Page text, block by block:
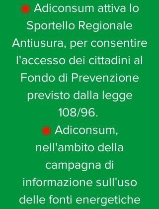
◉ Adiconsum attiva lo
Sportello Regionale
Antiusura, per consentire
l'accesso dei cittadini al
Fondo di Prevenzione
previsto dalla legge
108/96.
◉ Adiconsum,
nell'ambito della
campagna di
informazione sull'uso
delle fonti energetiche